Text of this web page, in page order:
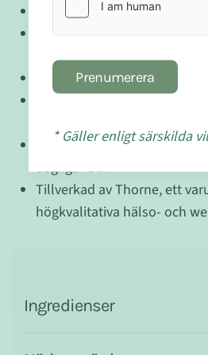
Tillverkad av högkvalitativa
Fri från konstgjorda
konserveringsmedel
Ej lämplig för veganer på
250 kapslar per flaska, vilket
Enkel att ta med vatten och
dagliga rutin
Tillverkad av Thorne, ett
högkvalitativa hälso- och
Ingredienser
Prenumerera
* Gäller enligt särskilda